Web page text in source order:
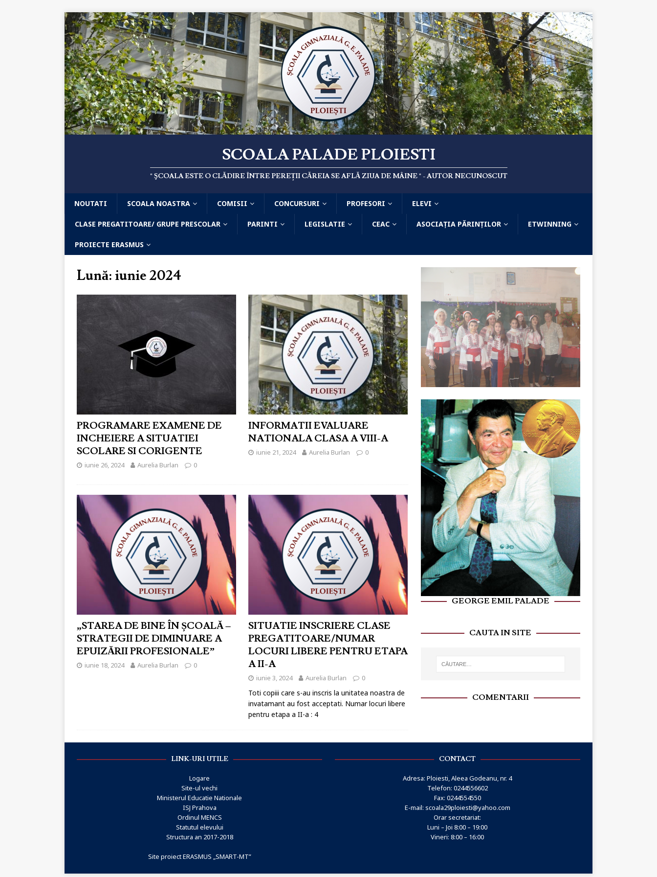
SCOALA PALADE PLOIESTI
" ŞCOALA ESTE O CLĂDIRE ÎNTRE PEREȚII CĂREIA SE AFLĂ ZIUA DE MÂINE " - AUTOR NECUNOSCUT
NOUTATI SCOALA NOASTRA COMISII CONCURSURI PROFESORI ELEVI
CLASE PREGATITOARE/ GRUPE PRESCOLAR PARINTI LEGISLATIE CEAC ASOCIAȚIA PĂRINȚILOR ETWINNING
PROIECTE ERASMUS
Lună: iunie 2024
PROGRAMARE EXAMENE DE
INCHEIERE A SITUATIEI
SCOLARE SI CORIGENTE
iunie 26, 2024 Aurelia Burlan 0
INFORMATII EVALUARE
NATIONALA CLASA A VIII-A
iunie 21, 2024 Aurelia Burlan 0
„STAREA DE BINE ÎN ȘCOALĂ –
STRATEGII DE DIMINUARE A
EPUIZĂRII PROFESIONALE”
iunie 18, 2024 Aurelia Burlan 0
SITUATIE INSCRIERE CLASE
PREGATITOARE/NUMAR
LOCURI LIBERE PENTRU ETAPA
A II-A
iunie 3, 2024 Aurelia Burlan 0
Toti copiii care s-au inscris la unitatea noastra de
invatamant au fost acceptati. Numar locuri libere
pentru etapa a II-a : 4
GEORGE EMIL PALADE
CAUTA IN SITE
COMENTARII
LINK-URI UTILE
Logare
Site-ul vechi
Ministerul Educatie Nationale
ISJ Prahova
Ordinul MENCS
Statutul elevului
Structura an 2017-2018
Site proiect ERASMUS „SMART-MT”
CONTACT
Adresa: Ploiesti, Aleea Godeanu, nr. 4
Telefon: 0244556602
Fax: 0244554550
E-mail: scoala29ploiesti@yahoo.com
Orar secretariat:
Luni – Joi 8:00 – 19:00
Vineri: 8:00 – 16:00